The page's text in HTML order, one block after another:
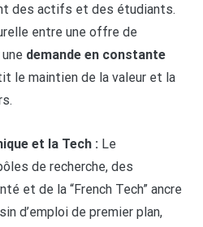
des actifs et des étudiants.
entre une offre de
demande en constante
le maintien de la valeur et la
et la Tech : Le
de recherche, des
et de la “French Tech” ancre
d’emploi de premier plan,